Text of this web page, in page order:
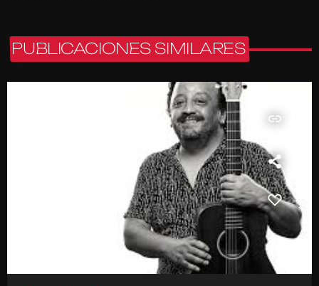
PUBLICACIONES SIMILARES
insert_link